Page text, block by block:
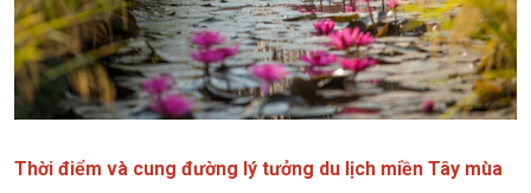
Thời điểm và cung đường lý tưởng du lịch miền Tây mùa